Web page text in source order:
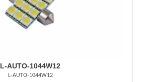
L-AUTO-1044W12
L-AUTO-1044W12